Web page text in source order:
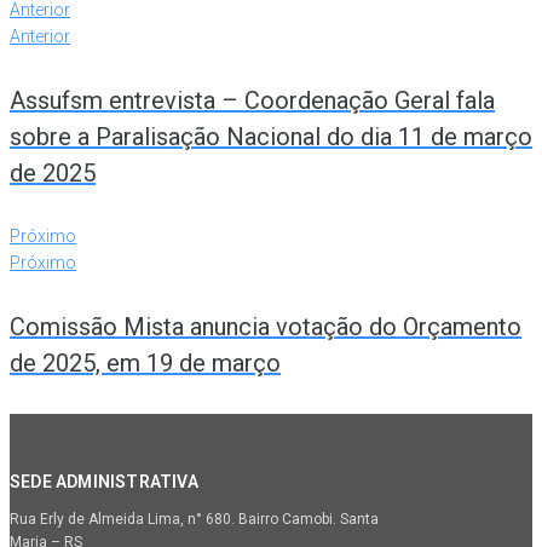
Anterior
Anterior
Assufsm entrevista – Coordenação Geral fala
sobre a Paralisação Nacional do dia 11 de março
de 2025
Próximo
Próximo
Comissão Mista anuncia votação do Orçamento
de 2025, em 19 de março
SEDE ADMINISTRATIVA
Rua Erly de Almeida Lima, n° 680. Bairro Camobi. Santa
Maria – RS